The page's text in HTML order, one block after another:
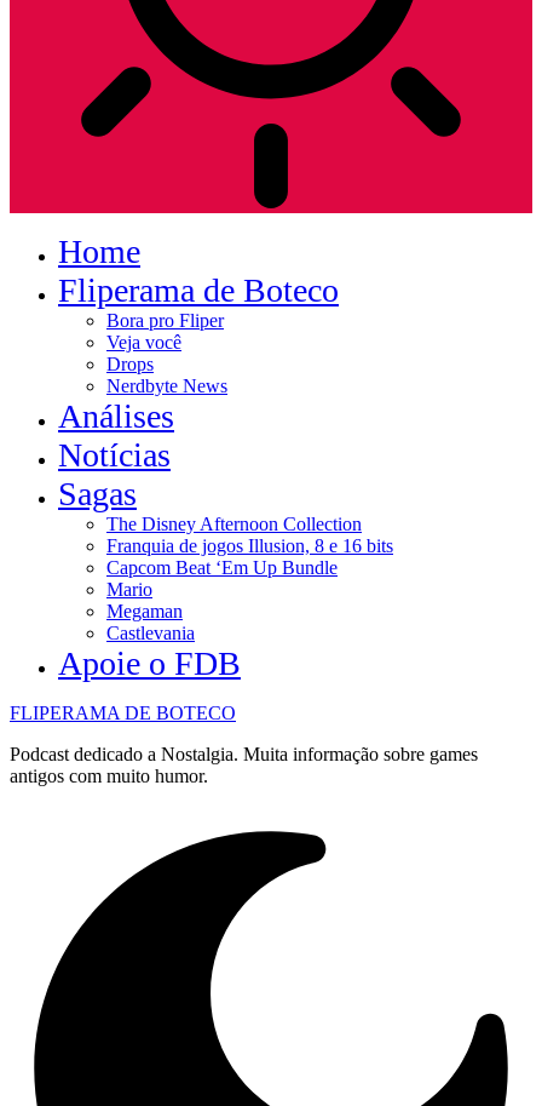
Home
Fliperama de Boteco
Bora pro Fliper
Veja você
Drops
Nerdbyte News
Análises
Notícias
Sagas
The Disney Afternoon Collection
Franquia de jogos Illusion, 8 e 16 bits
Capcom Beat ‘Em Up Bundle
Mario
Megaman
Castlevania
Apoie o FDB
FLIPERAMA DE BOTECO
Podcast dedicado a Nostalgia. Muita informação sobre games
antigos com muito humor.